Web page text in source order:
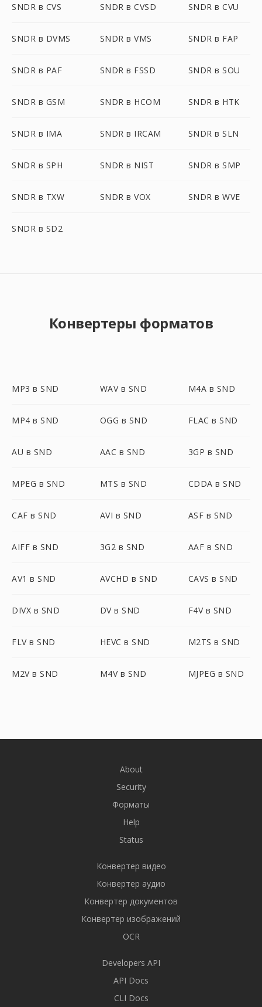
SNDR в CVS SNDR в CVSD SNDR в CVU
SNDR в DVMS SNDR в VMS SNDR в FAP
SNDR в PAF SNDR в FSSD SNDR в SOU
SNDR в GSM SNDR в HCOM SNDR в HTK
SNDR в IMA SNDR в IRCAM SNDR в SLN
SNDR в SPH SNDR в NIST SNDR в SMP
SNDR в TXW SNDR в VOX SNDR в WVE
SNDR в SD2
Конвертеры форматов
MP3 в SND WAV в SND M4A в SND
MP4 в SND OGG в SND FLAC в SND
AU в SND AAC в SND 3GP в SND
MPEG в SND MTS в SND CDDA в SND
CAF в SND AVI в SND ASF в SND
AIFF в SND 3G2 в SND AAF в SND
AV1 в SND AVCHD в SND CAVS в SND
DIVX в SND DV в SND F4V в SND
FLV в SND HEVC в SND M2TS в SND
M2V в SND M4V в SND MJPEG в SND
About
Security
Форматы
Help
Status
Конвертер видео
Конвертер аудио
Конвертер документов
Конвертер изображений
OCR
Developers API
API Docs
CLI Docs